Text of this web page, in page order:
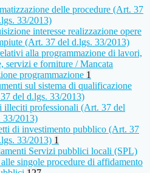
delle procedure (Art. 37
33/2013)
interesse realizzazione opere
(Art. 37 del d.lgs. 33/2013)
alla programmazione di lavori,
servizi e forniture / Mancata
programmazione 1
sul sistema di qualificazione
del d.lgs. 33/2013)
illeciti professionali (Art. 37 del
33/2013)
di investimento pubblico (Art. 37
33/2013) 1
Servizi pubblici locali (SPL)
singole procedure di affidamento